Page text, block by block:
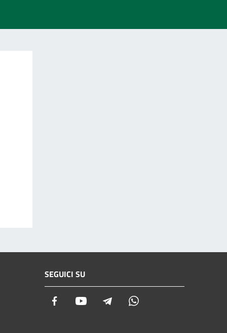
SEGUICI SU
Facebook Youtube Telegram